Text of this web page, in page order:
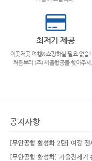
최저가 제공
이곳저곳 여행&쇼핑하실 필요 없습
처음부터 (주) 서울항공를 찾아주세
공지사항
[무안공항 활성화 2탄] 여강
[무안공항 활성화] 가을전세기